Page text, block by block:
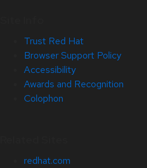
Trust Red Hat
Browser Support Policy
Accessibility
Awards and Recognition
Colophon
redhat.com